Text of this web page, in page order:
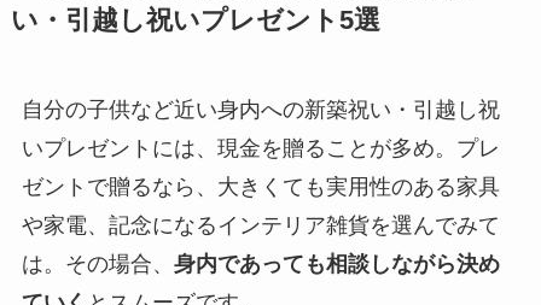
い・引越し祝いプレゼント5選
自分の子供など近い身内への新築祝い・引越し祝
いプレゼントには、現金を贈ることが多め。プレ
ゼントで贈るなら、大きくても実用性のある家具
や家電、記念になるインテリア雑貨を選んでみて
は。その場合、 身内であっても相談しながら決め